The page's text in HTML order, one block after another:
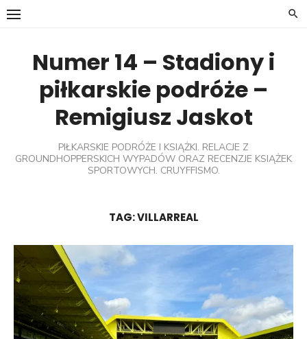
Skip
Numer 14 – Stadiony i
piłkarskie podróże –
Remigiusz Jaskot
PIŁKARSKIE PODRÓŻE I KSIĄŻKI. RELACJE Z
GROUNDHOPPERSKICH WYPADÓW ORAZ RECENZJE KSIĄŻEK
SPORTOWYCH. CRUYFFISMO.
TAG:VILLARREAL